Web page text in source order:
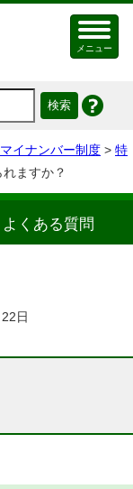
メニュー
マイナンバー制度 > 特
ますか？
くある質問
日